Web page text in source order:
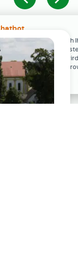
Chatbot steht erst nach
in den Cookie-
Der Chat-Verlauf
lokal in Ihrem